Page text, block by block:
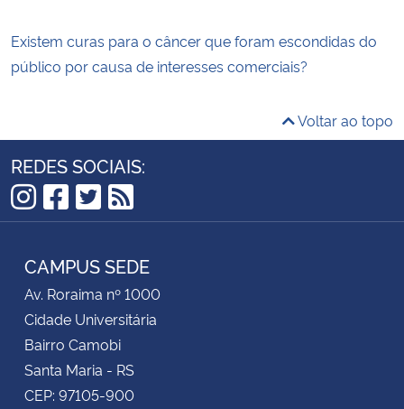
Existem curas para o câncer que foram escondidas do
público por causa de interesses comerciais?
Voltar ao topo
REDES SOCIAIS:
Instagram
Facebook
Twitter
RSS
CAMPUS SEDE
Av. Roraima nº 1000
Cidade Universitária
Bairro Camobi
Santa Maria - RS
CEP: 97105-900